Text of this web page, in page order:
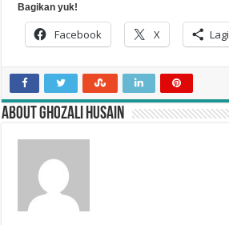
Bagikan yuk!
Facebook X Lagi
About Ghozali Husain